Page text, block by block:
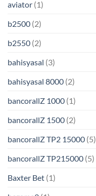
aviator (1)
b2500 (2)
b2550 (2)
bahisyasal (3)
bahisyasal 8000 (2)
bancorallZ 1000 (1)
bancorallZ 1500 (2)
bancorallZ TP2 15000 (5)
bancorallZ TP215000 (5)
Baxter Bet (1)